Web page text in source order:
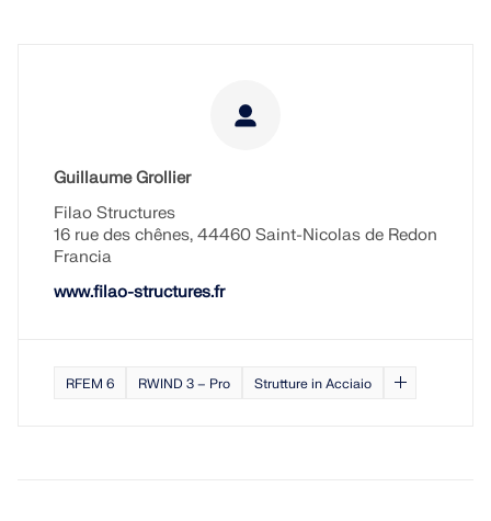
Guillaume Grollier
Filao Structures
16 rue des chênes, 44460 Saint-Nicolas de Redon
Francia
www.filao-structures.fr
RFEM 6 RWIND 3 – Pro Strutture in Acciaio